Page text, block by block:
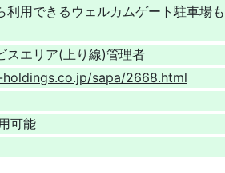
利用できるウェルカムゲート駐車場も
スエリア(上り線)管理者
sapa/2668.html
可能